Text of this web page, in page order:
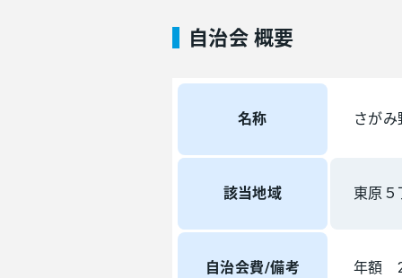
自治会 概要
名称 さが
該当地域 東原
自治会費/備考 年額